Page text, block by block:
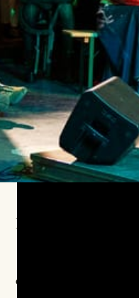
Khomedy Night! 📍
dans l’émission l'heure